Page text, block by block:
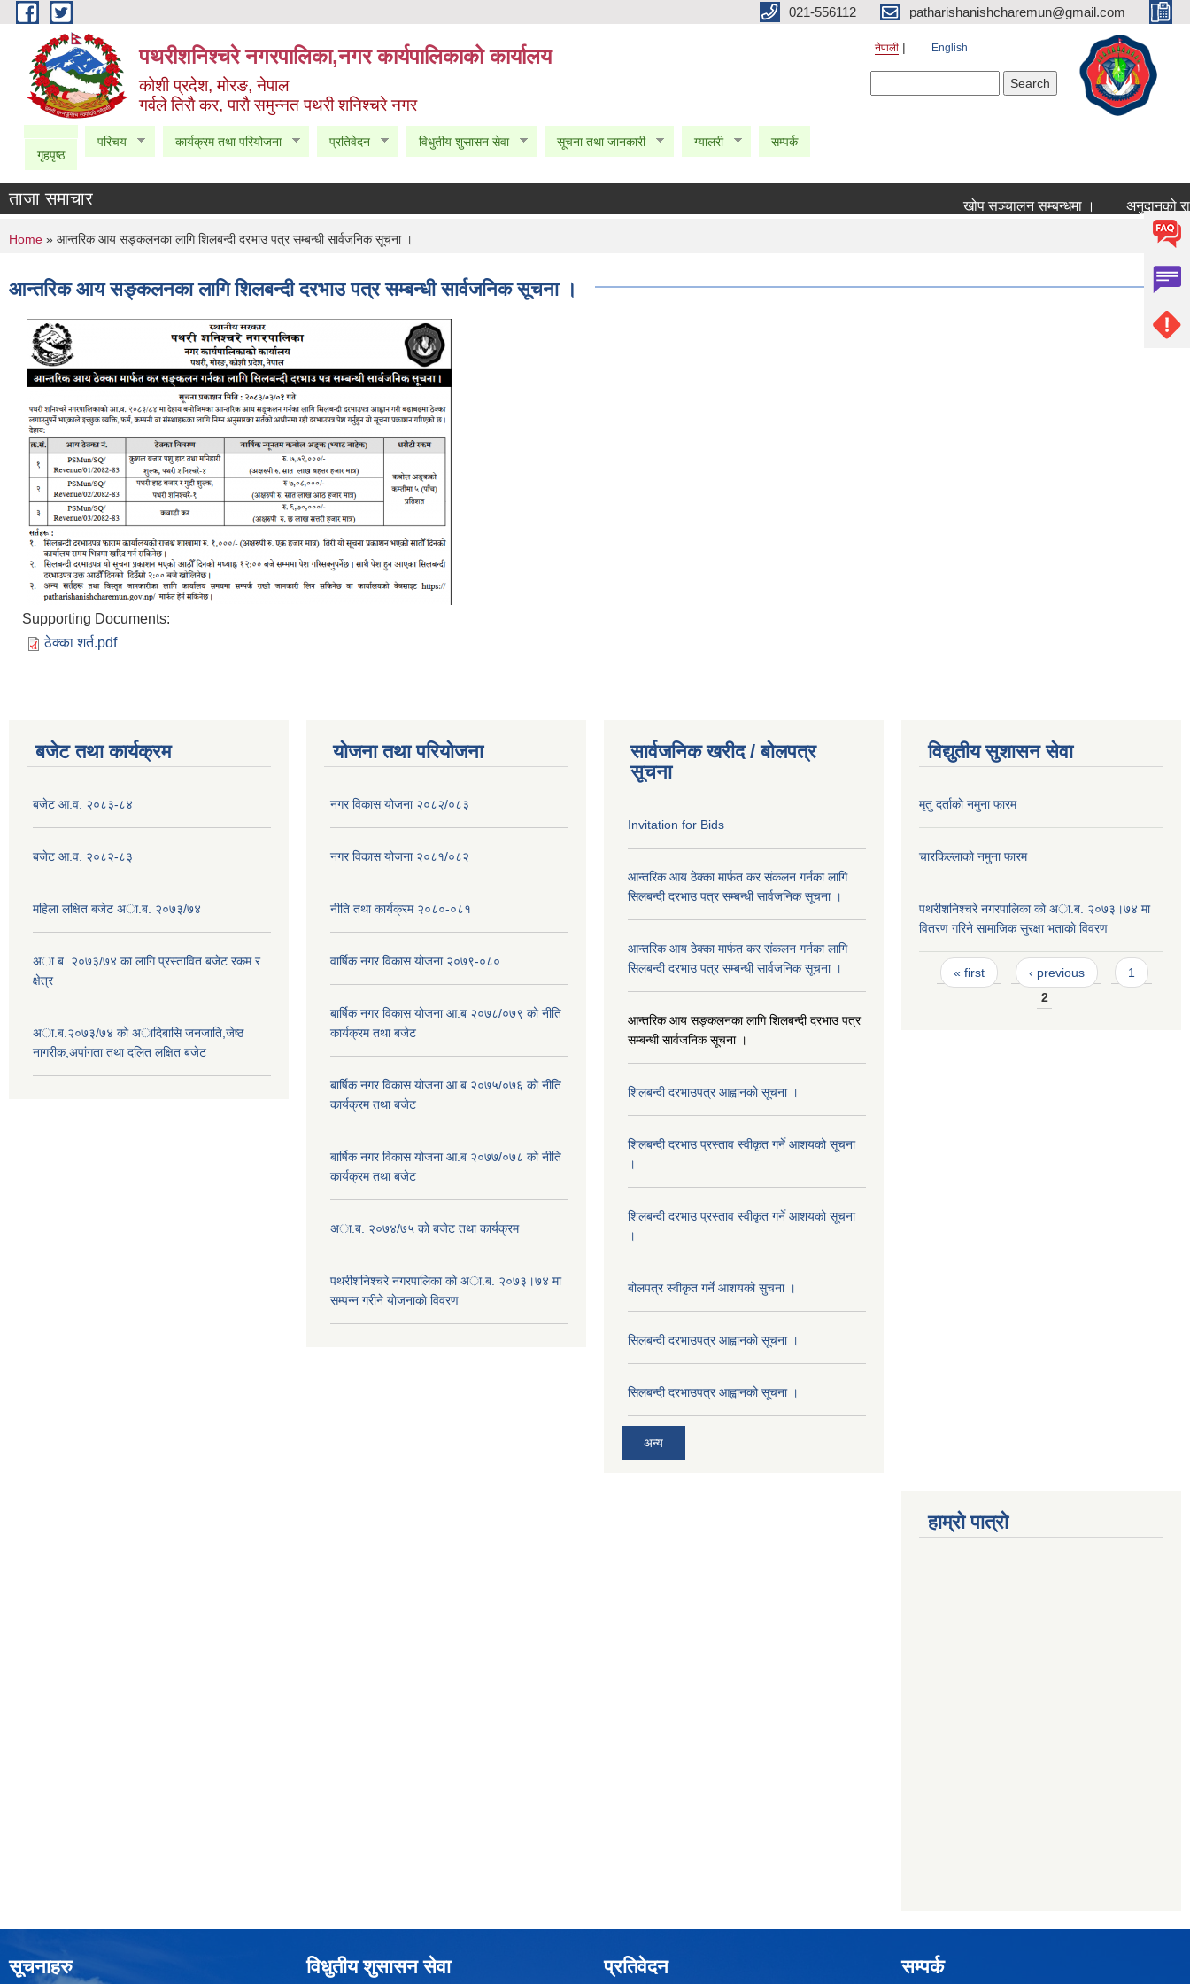
Skip to main content 021-556112 patharishanishcharemun@gmail.com
पथरीशनिश्चरे नगरपालिका,नगर कार्यपालिकाको कार्यालय
कोशी प्रदेश, मोरङ, नेपाल
गर्वले तिराै कर, पाराै समुन्नत पथरी शनिश्चरे नगर
नेपाली English
गृहपृष्ठ
परिचय कार्यक्रम तथा परियोजना प्रतिवेदन विधुतीय शुसासन सेवा सूचना तथा जानकारी ग्यालरी सम्पर्क
ताजा समाचार खोप सञ्चालन सम्बन्धमा । अनुदानको
You are here
Home » आन्तरिक आय सङ्कलनका लागि शिलबन्दी दरभाउ पत्र सम्बन्धी सार्वजनिक सूचना ।
आन्तरिक आय सङ्कलनका लागि शिलबन्दी दरभाउ पत्र सम्बन्धी सार्वजनिक सूचना ।
Supporting Documents:
ठेक्का शर्त.pdf
बजेट तथा कार्यक्रम
बजेट आ.व. २०८३-८४
बजेट आ.व. २०८२-८३
महिला लक्षित बजेट अा.ब. २०७३/७४
अा.ब. २०७३/७४ का लागि प्रस्तावित बजेट रकम र
क्षेत्र
अा.ब.२०७३/७४ काे अादिबासि जनजाति,जेष्ठ
नागरीक,अपांगता तथा दलित लक्षित बजेट
योजना तथा परियोजना
नगर विकास योजना २०८२/०८३
नगर विकास योजना २०८१/०८२
नीति तथा कार्यक्रम २०८०-०८१
वार्षिक नगर विकास योजना २०७९-०८०
बार्षिक नगर विकास योजना आ.ब २०७८/०७९ को नीति
कार्यक्रम तथा बजेट
बार्षिक नगर विकास योजना आ.ब २०७५/०७६ को नीति
कार्यक्रम तथा बजेट
बार्षिक नगर विकास योजना आ.ब २०७७/०७८ को नीति
कार्यक्रम तथा बजेट
अा.ब. २०७४/७५ काे बजेट तथा कार्यक्रम
पथरीशनिश्चरे नगरपालिका काे अा.ब. २०७३।७४ मा
सम्पन्न गरीने याेजनाकाे विवरण
सार्वजनिक खरीद / बोलपत्र
सूचना
Invitation for Bids
आन्तरिक आय ठेक्का मार्फत कर संकलन गर्नका लागि
सिलबन्दी दरभाउ पत्र सम्बन्धी सार्वजनिक सूचना ।
आन्तरिक आय ठेक्का मार्फत कर संकलन गर्नका लागि
सिलबन्दी दरभाउ पत्र सम्बन्धी सार्वजनिक सूचना ।
आन्तरिक आय सङ्कलनका लागि शिलबन्दी दरभाउ पत्र
सम्बन्धी सार्वजनिक सूचना ।
शिलबन्दी दरभाउपत्र आह्वानको सूचना ।
शिलबन्दी दरभाउ प्रस्ताव स्वीकृत गर्ने आशयको सूचना
।
शिलबन्दी दरभाउ प्रस्ताव स्वीकृत गर्ने आशयको सूचना
।
बोलपत्र स्वीकृत गर्ने आशयको सुचना ।
सिलबन्दी दरभाउपत्र आह्वानको सूचना ।
सिलबन्दी दरभाउपत्र आह्वानको सूचना ।
अन्य
विद्युतीय सुशासन सेवा
मृतु दर्ताकाे नमुना फारम
चारकिल्लाकाे नमुना फारम
पथरीशनिश्चरे नगरपालिका काे अा.ब. २०७३।७४ मा
वितरण गरिने सामाजिक सुरक्षा भताकाे विवरण
Pages
« first ‹ previous
1
2
हाम्रो पात्रो
सूचनाहरु विधुतीय शुसासन सेवा प्रतिवेदन सम्पर्क